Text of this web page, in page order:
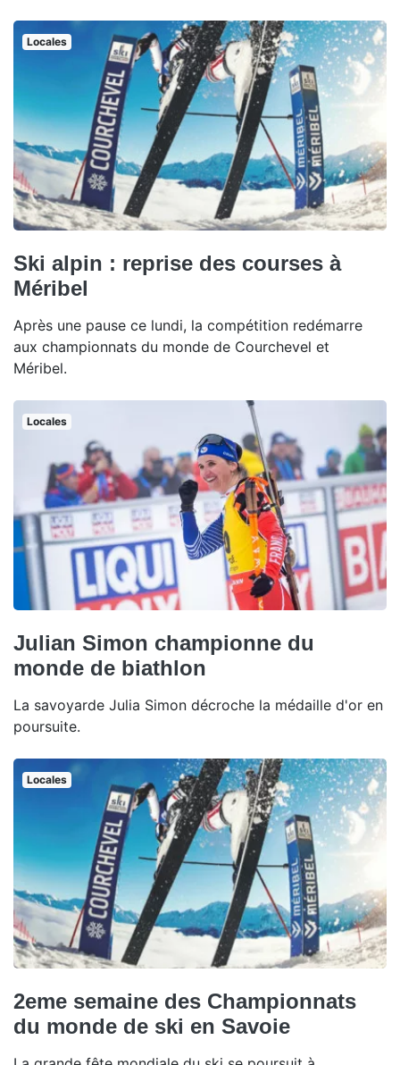
Locales
Ski alpin : reprise des courses à
Méribel
Après une pause ce lundi, la compétition redémarre
aux championnats du monde de Courchevel et
Méribel.
Locales
Julian Simon championne du
monde de biathlon
La savoyarde Julia Simon décroche la médaille d'or en
poursuite.
Locales
2eme semaine des Championnats
du monde de ski en Savoie